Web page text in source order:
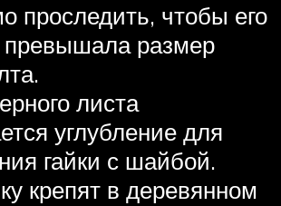
проследить, чтобы его
размер
листа
углубление для
гайки с шайбой.
крепят в деревянном